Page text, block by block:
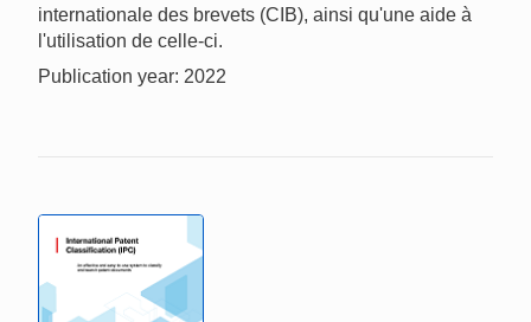
internationale des brevets (CIB), ainsi qu'une aide à
l'utilisation de celle-ci.
Publication year: 2022